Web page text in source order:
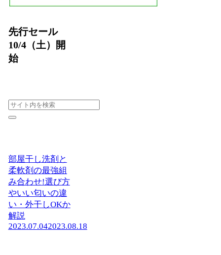
先行セール
10/4（土）開
始
部屋干し洗剤と
柔軟剤の最強組
み合わせ!選び方
やいい匂いの違
い・外干しOKか
解説
2023.07.042023.08.18